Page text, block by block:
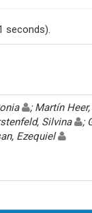
seconds).
; Martín
Silvina ;
Ezequiel